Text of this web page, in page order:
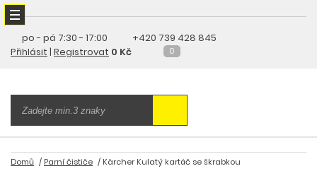
po - pá 7:30 - 17:00
+420 739 428 845
Přihlásit | Registrovat 0 Kč 0
Domů Parní čističe Kärcher Kulatý kartáč se škrabkou